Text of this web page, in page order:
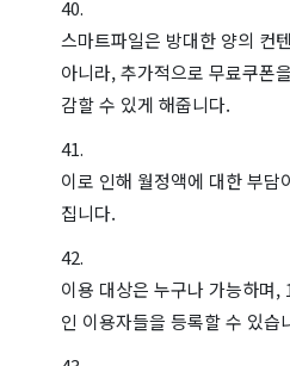
스마트파일은 방대한 양의 컨
아니라, 추가적으로 무료쿠폰
감할 수 있게 해줍니다.
이로 인해 월정액에 대한 부담
집니다.
이용 대상은 누구나 가능하며,
인 이용자들을 등록할 수 있습